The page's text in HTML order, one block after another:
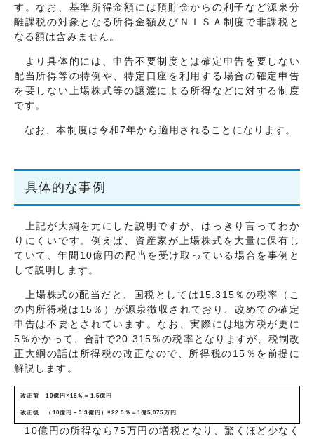
す。なお、基準所得金額には預貯金からの利子など源泉分
離課税の対象となる所得金額及びＮＩＳＡ制度で非課税と
なる額は含みません。
より具体的には、申告不要制度とは確定申告を要しない
配当所得等の特例や、特定口座を利用する場合の確定申告
を要しない上場株式等の譲渡による所得などに対する制度
です。
なお、本制度は令和7年から適用されることになります。
具体的な事例
上記が大綱を元にした説明ですが、はっきり言ってわか
りにくいです。例えば、資産家が上場株式を大量に保有し
ていて、年間10億円の配当を受け取っている場合を事例と
して説明します。
上場株式の配当だと、国税としては15.315％の税率（こ
の内所得税は15％）が源泉徴収されており、改めての確定
申告は不要とされています。なお、実際には地方税が更に
5％かかって、合計で20.315％の税率となりますが、税制改
正大綱の話は所得税の改正なので、所得税の15％を前提に
解説します。
改正前 10億円×15％＝1.5億円
改正後 （10億円－3.3億円）×22.5％＝1億5,075万円
10億円の所得なら75万円の増税となり、驚くほど少なく